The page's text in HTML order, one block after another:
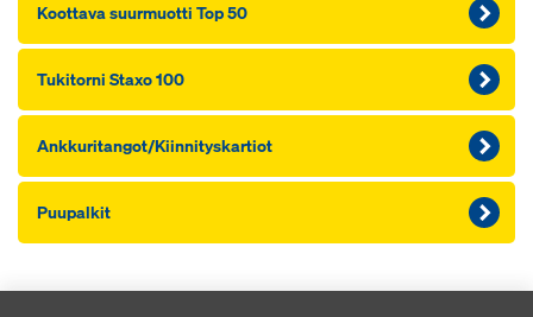
Koot­ta­va suur­muot­ti Top 50
Tu­ki­tor­ni Staxo 100
Ank­ku­ri­tan­got/Kiin­ni­tys­kar­tiot
Puu­pal­kit